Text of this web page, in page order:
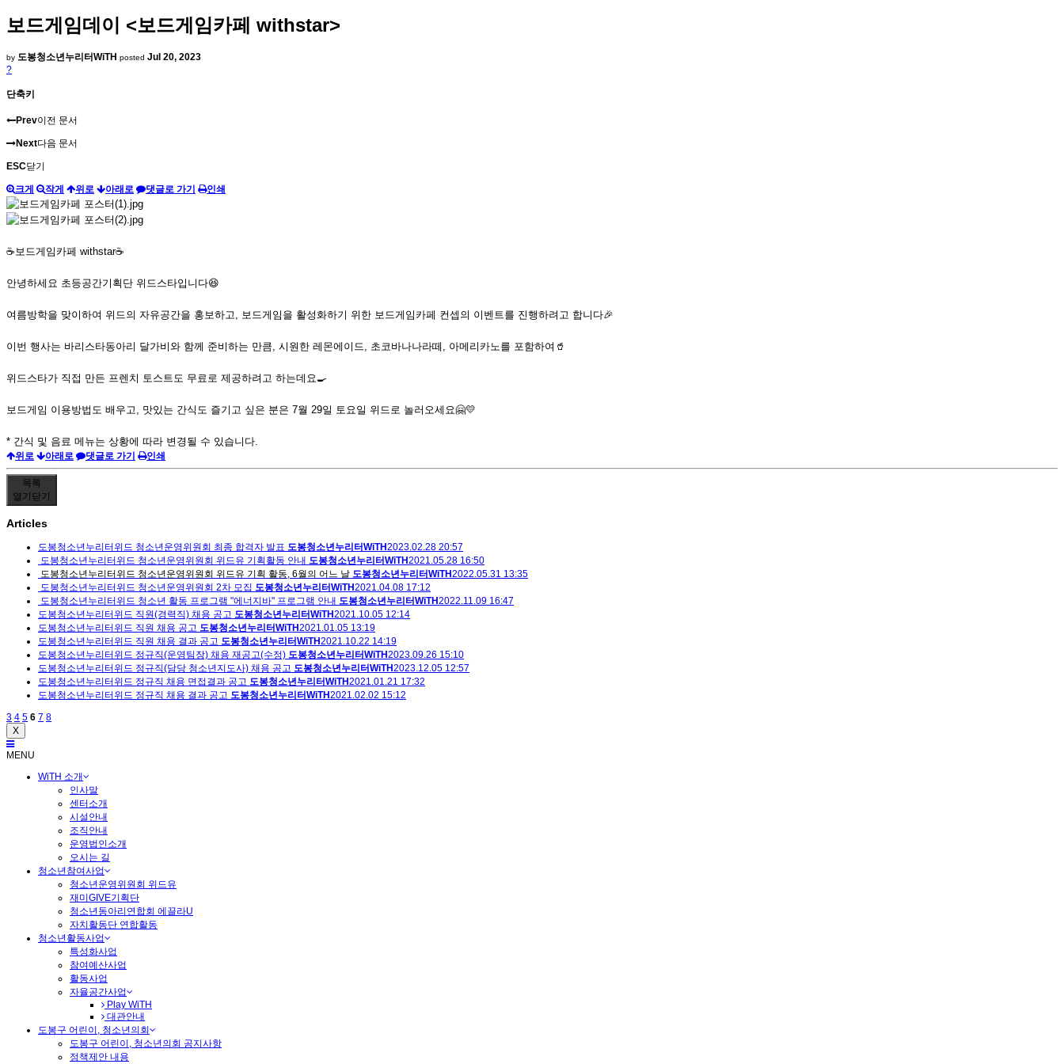
보드게임데이 <보드게임카페 withstar>
by 도봉청소년누리터WiTH posted Jul 20, 2023
?
단축키
Prev이전 문서
Next다음 문서
ESC닫기
크게 작게 위로 아래로 댓글로 가기 인쇄
☕보드게임카페 withstar☕
안녕하세요 초등공간기획단 위드스타입니다😆
여름방학을 맞이하여 위드의 자유공간을 홍보하고, 보드게임을 활성화하기 위한 보드게임카페 컨셉의 이벤트를 진행하려고 합니다🎉
이번 행사는 바리스타동아리 달가비와 함께 준비하는 만큼, 시원한 레몬에이드, 초코바나나라떼, 아메리카노를 포함하여🥤
위드스타가 직접 만든 프렌치 토스트도 무료로 제공하려고 하는데요🍳
보드게임 이용방법도 배우고, 맛있는 간식도 즐기고 싶은 분은 7월 29일 토요일 위드로 놀러오세요🤗💛
* 간식 및 음료 메뉴는 상황에 따라 변경될 수 있습니다.
위로 아래로 댓글로 가기 인쇄
목록
열기 닫기
Articles
도봉청소년누리터위드 청소년운영위원회 최종 합격자 발표 도봉청소년누리터WiTH2023.02.28 20:57
도봉청소년누리터위드 청소년운영위원회 위드유 기획활동 안내 도봉청소년누리터WiTH2021.05.28 16:50
도봉청소년누리터위드 청소년운영위원회 위드유 기획 활동, 6월의 어느 날 도봉청소년누리터WiTH2022.05.31 13:35
도봉청소년누리터위드 청소년운영위원회 2차 모집 도봉청소년누리터WiTH2021.04.08 17:12
도봉청소년누리터위드 청소년 활동 프로그램 "에너지바" 프로그램 안내 도봉청소년누리터WiTH2022.11.09 16:47
도봉청소년누리터위드 직원(경력직) 채용 공고 도봉청소년누리터WiTH2021.10.05 12:14
도봉청소년누리터위드 직원 채용 공고 도봉청소년누리터WiTH2021.01.05 13:19
도봉청소년누리터위드 직원 채용 결과 공고 도봉청소년누리터WiTH2021.10.22 14:19
도봉청소년누리터위드 정규직(운영팀장) 채용 재공고(수정) 도봉청소년누리터WiTH2023.09.26 15:10
도봉청소년누리터위드 정규직(담당 청소년지도사) 채용 공고 도봉청소년누리터WiTH2023.12.05 12:57
도봉청소년누리터위드 정규직 채용 면접결과 공고 도봉청소년누리터WiTH2021.01.21 17:32
도봉청소년누리터위드 정규직 채용 결과 공고 도봉청소년누리터WiTH2021.02.02 15:12
3 4 5 6 7 8
X
MENU
WiTH 소개
인사말
센터소개
시설안내
조직안내
운영법인소개
오시는 길
청소년참여사업
청소년운영위원회 위드유
재미GIVE기획단
청소년동아리연합회 에끌라U
자치활동단 연합활동
청소년활동사업
특성화사업
참여예산사업
활동사업
자율공간사업
Play WiTH
대관안내
도봉구 어린이, 청소년의회
도봉구 어린이, 청소년의회 공지사항
정책제안 내용